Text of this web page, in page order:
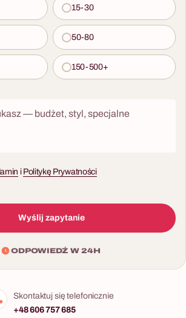
osób
Firmowy LipDub
Nagranie firmowego
Kreatywne i angażujące.
15-30
50-80
150-500+
i Politykę Prywatności
Wyślij zapytanie
ODPOWIEDŹ W 24H
Skontaktuj się telefonicznie
+48 606 757 685